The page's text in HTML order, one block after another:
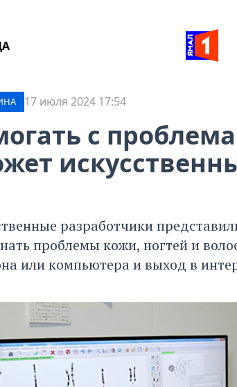
17 июля 2024 17:54
с
разработчики
проблемы кожи, ногтей и
или компьютера и выход в